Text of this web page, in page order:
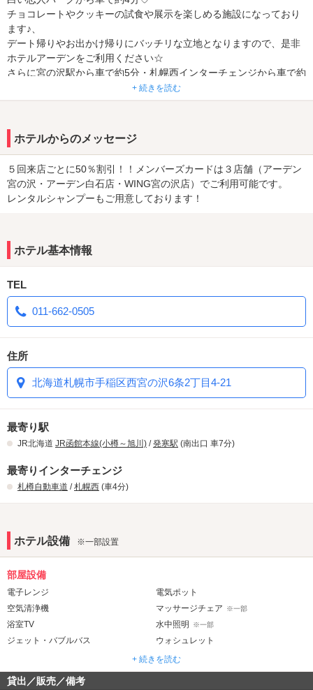
チョコレートやクッキーの試食や展示を楽しめる施設になっており
ます♪、
デート帰りやお出かけ帰りにバッチリな立地となりますので、是非
ホテルアーデンをご利用ください☆
さらに宮の沢駅から車で約5分・札幌西インターチェンジから車で約
4分なのでアクセスも抜群です！
日～金・祝の宿泊は20時～翌12時まで最大16時間利用可☆
さらにスペシャルタイム実施中！月～金は17時～19時までのご入室
客室にてクレジット精算も可能です！
ご来店お待ちしておりますm(__)m
+ 続きを読む
ホテルからのメッセージ
５回来店ごとに50％割引！！メンバーズカードは３店舗（アーデン
宮の沢・アーデン白石店・WING宮の沢店）でご利用可能です。
レンタルシャンプーもご用意しております！
ホテル基本情報
TEL
011-662-0505
住所
北海道札幌市手稲区西宮の沢6条2丁目4-21
最寄り駅
JR北海道 JR函館本線(小樽～旭川) /発寒駅 (南出口 車7分)
最寄りインターチェンジ
札樽自動車道 /札幌西 (車4分)
ホテル設備 ※一部設置
部屋設備
電子レンジ
電気ポット
空気清浄機
マッサージチェア ※一部
浴室TV 水中照明 ※一部
ジェット・バブルバス
ウォシュレット
音響・映像・通信
+ 続きを読む
貸出／販売／備考